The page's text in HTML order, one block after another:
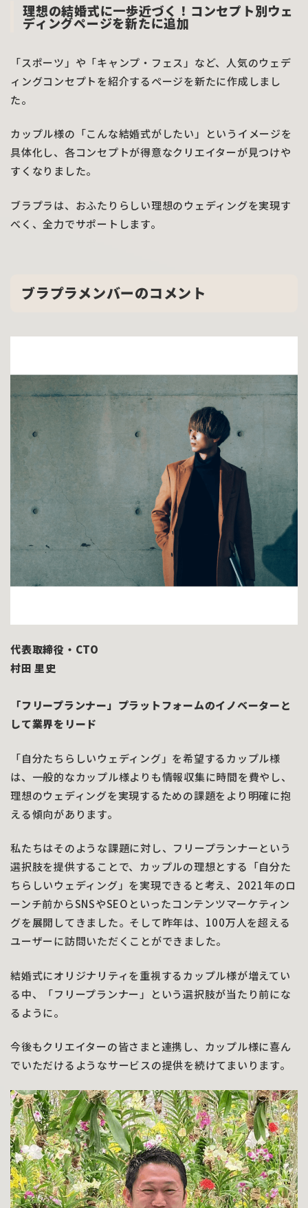
理想の結婚式に一歩近づく！コンセプト別ウェ
ディングページを新たに追加
「スポーツ」や「キャンプ・フェス」など、人気のウェデ
ィングコンセプトを紹介するページを新たに作成しまし
た。
カップル様の「こんな結婚式がしたい」というイメージを
具体化し、各コンセプトが得意なクリエイターが見つけや
すくなりました。
ブラプラは、おふたりらしい理想のウェディングを実現す
べく、全力でサポートします。
ブラプラメンバーのコメント
代表取締役・CTO
村田 里史
「フリープランナー」プラットフォームのイノベーターと
して業界をリード
「自分たちらしいウェディング」を希望するカップル様
は、一般的なカップル様よりも情報収集に時間を費やし、
理想のウェディングを実現するための課題をより明確に抱
える傾向があります。
私たちはそのような課題に対し、フリープランナーという
選択肢を提供することで、カップルの理想とする「自分た
ちらしいウェディング」を実現できると考え、2021年のロ
ーンチ前からSNSやSEOといったコンテンツマーケティン
グを展開してきました。そして昨年は、100万人を超える
ユーザーに訪問いただくことができました。
結婚式にオリジナリティを重視するカップル様が増えてい
る中、「フリープランナー」という選択肢が当たり前にな
るように。
今後もクリエイターの皆さまと連携し、カップル様に喜ん
でいただけるようなサービスの提供を続けてまいります。